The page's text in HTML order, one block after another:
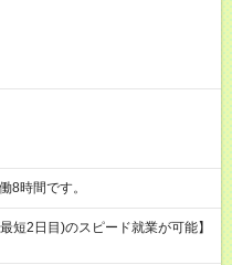
実働8時間です。
短2日目)のスピード就業が可能】